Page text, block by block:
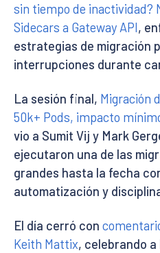
sin tiempo de inactividad?
Sidecars a Gateway API,
estrategias de migración
interrupciones durante
La sesión final, Migración
50k+ Pods, impacto
vio a Sumit Vij y Mark
ejecutaron una de las
grandes hasta la fecha
automatización y
El día cerró con
Keith Mattix, celebrando